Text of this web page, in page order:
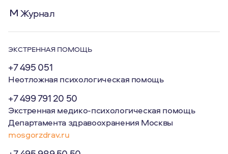
Журнал
ЭКСТРЕННАЯ ПОМОЩЬ
+7 495 051
Неотложная психологическая помощь
+7 499 791 20 50
Экстренная медико-психологическая помощь
Департамента здравоохранения Москвы
mosgorzdrav.ru